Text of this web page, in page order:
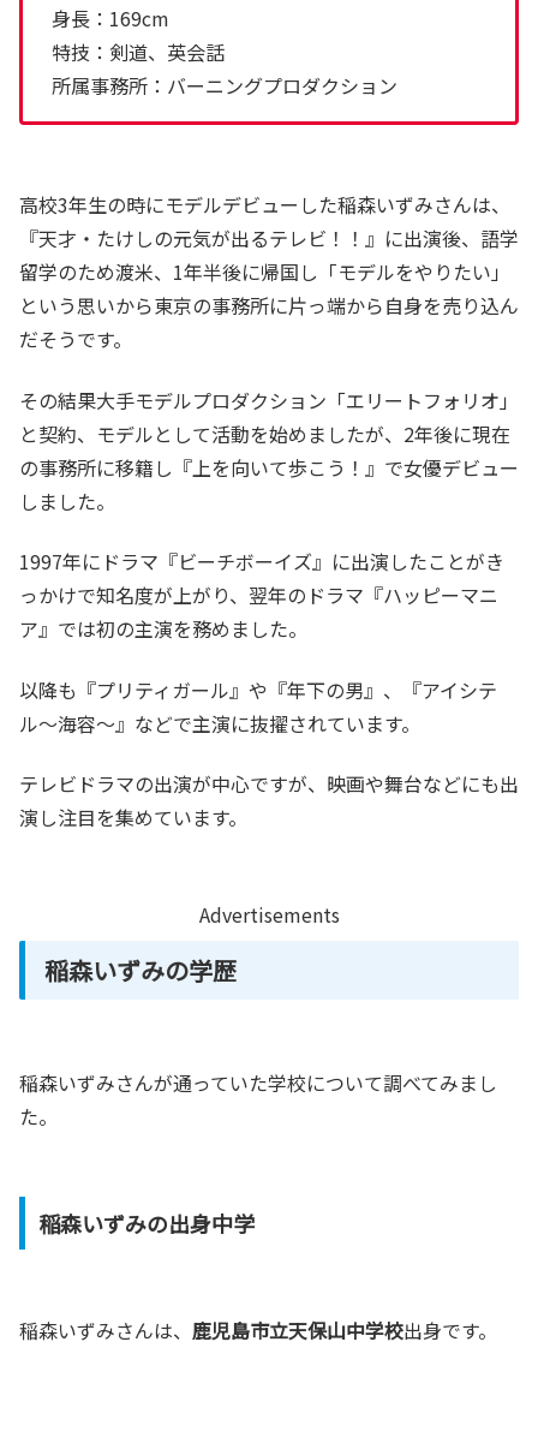
身長：169cm
特技：剣道、英会話
所属事務所：バーニングプロダクション
高校3年生の時にモデルデビューした稲森いずみさんは、
『天才・たけしの元気が出るテレビ！！』に出演後、語学
留学のため渡米、1年半後に帰国し「モデルをやりたい」
という思いから東京の事務所に片っ端から自身を売り込ん
だそうです。
その結果大手モデルプロダクション「エリートフォリオ」
と契約、モデルとして活動を始めましたが、2年後に現在
の事務所に移籍し『上を向いて歩こう！』で女優デビュー
しました。
1997年にドラマ『ビーチボーイズ』に出演したことがき
っかけで知名度が上がり、翌年のドラマ『ハッピーマニ
ア』では初の主演を務めました。
以降も『プリティガール』や『年下の男』、『アイシテ
ル〜海容〜』などで主演に抜擢されています。
テレビドラマの出演が中心ですが、映画や舞台などにも出
演し注目を集めています。
Advertisements
稲森いずみの学歴
稲森いずみさんが通っていた学校について調べてみまし
た。
稲森いずみの出身中学
稲森いずみさんは、 鹿児島市立天保山中学校出身です。